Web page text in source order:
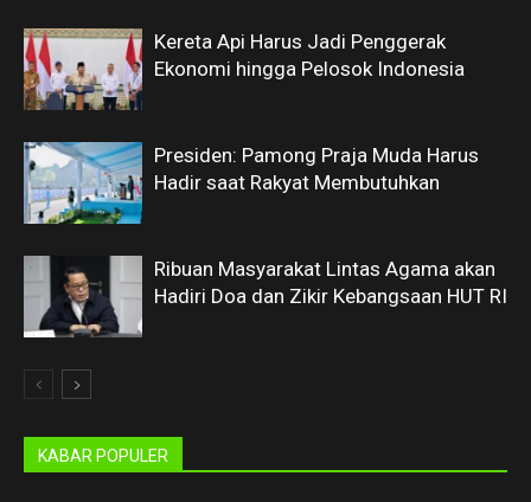
Kereta Api Harus Jadi Penggerak
Ekonomi hingga Pelosok Indonesia
Presiden: Pamong Praja Muda Harus
Hadir saat Rakyat Membutuhkan
Ribuan Masyarakat Lintas Agama akan
Hadiri Doa dan Zikir Kebangsaan HUT RI
KABAR POPULER